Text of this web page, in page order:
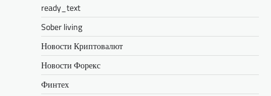
ready_text
Sober living
Новости Криптовалют
Новости Форекс
Финтех